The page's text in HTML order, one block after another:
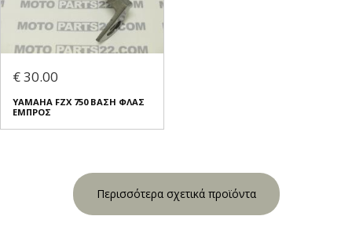
€ 30.00
YAMAHA FZX 750 ΒΑΣΗ ΦΛΑΣ
ΕΜΠΡΟΣ
Περισσότερα σχετικά προϊόντα